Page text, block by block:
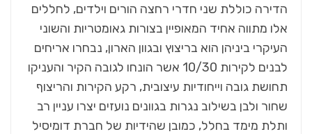
הדירה כוללת שני חדרי רחצה הורים וילדים, לחללים
אלו מתווה אחיד המאופיין בצורות גאומטריות והשוני
העיקרי ביניהן הוא בריצוץ ובגוון הארון, נבחרו אריחים
לבנים לקירות 10/30 אשר הונחו לגובה הקיר והעניקו
תחושת גובה וייחודיות עיצובית, רקע הקירות והריצוף
שחור ולבן בשילוב נגרות בגוונים נועזים יצרו עניין רב
ותלת מימד בחלל, כמובן שהידיות של חברת דומיסיל